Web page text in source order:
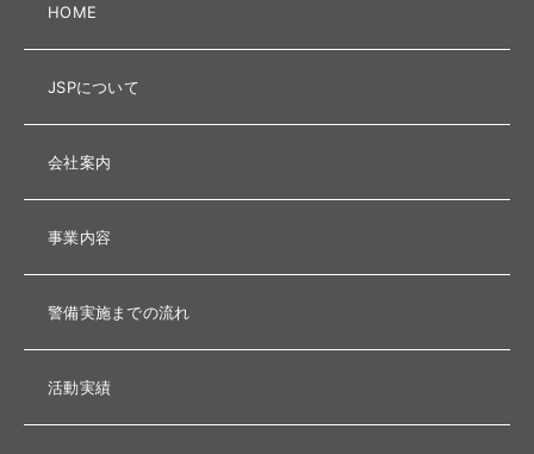
HOME
JSPについて
会社案内
事業内容
警備実施までの流れ
活動実績